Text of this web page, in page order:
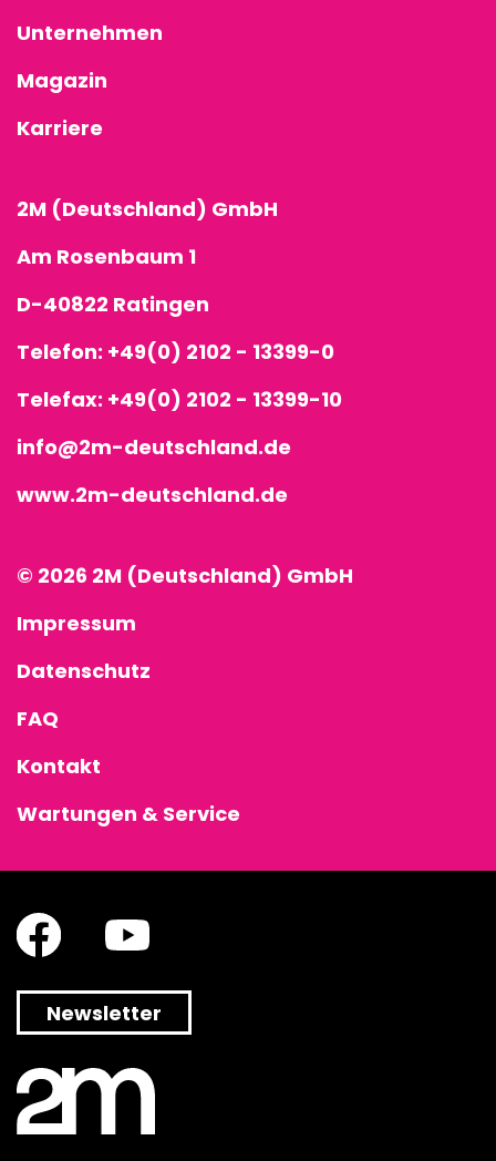
Unternehmen
Magazin
Karriere
2M (Deutschland) GmbH
Am Rosenbaum 1
D-40822 Ratingen
Telefon: +49(0) 2102 - 13399-0
Telefax: +49(0) 2102 - 13399-10
info@2m-deutschland.de
www.2m-deutschland.de
© 2026 2M (Deutschland) GmbH
Impressum
Datenschutz
FAQ
Kontakt
Wartungen & Service
Newsletter